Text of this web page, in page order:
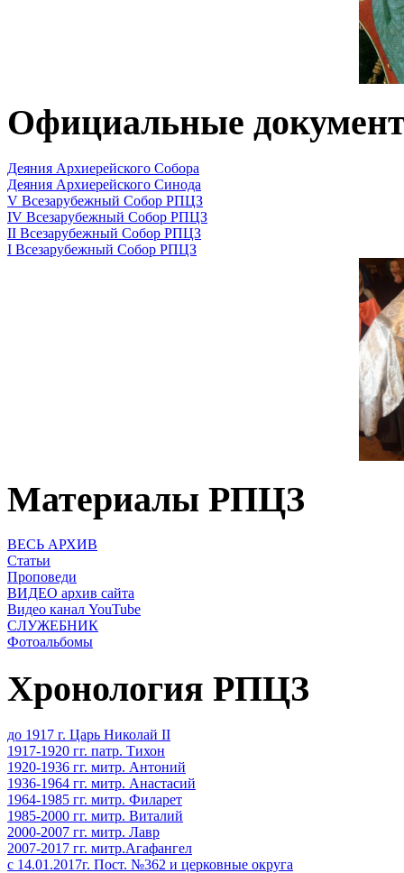
Официальные
Деяния Архиерейского Собора
Деяния Архиерейского Синода
V Всезарубежный Собор РПЦЗ
IV Всезарубежный Собор РПЦЗ
II Всезарубежный Собор РПЦЗ
I Всезарубежный Собор РПЦЗ
Материалы РПЦЗ
ВЕСЬ АРХИВ
Статьи
Проповеди
ВИДЕО архив сайта
Видео канал YouTube
СЛУЖЕБНИК
Фотоальбомы
Хронология РПЦЗ
до 1917 г. Царь Николай II
1917-1920 гг. патр. Тихон
1920-1936 гг. митр. Антоний
1936-1964 гг. митр. Анастасий
1964-1985 гг. митр. Филарет
1985-2000 гг. митр. Виталий
2000-2007 гг. митр. Лавр
2007-2017 гг. митр.Агафангел
с 14.01.2017г. Пост. №362 и церковные округа